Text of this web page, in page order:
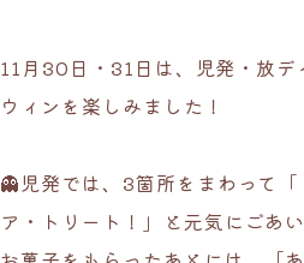
11月30日・31日は、児発・放デ
ウィンを楽しみました！
👻児発では、3箇所をまわって「
ア・トリート！」と元気にごあ